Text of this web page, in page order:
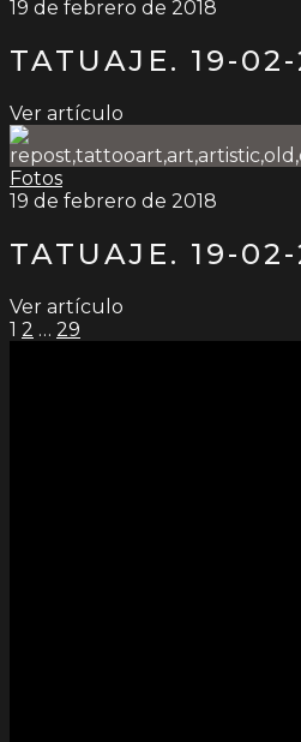
19 de febrero de 2018
TATUAJE. 19-
Ver artículo
Fotos
19 de febrero de 2018
TATUAJE. 19-
Ver artículo
PAGINACIÓN
1 2 … 29